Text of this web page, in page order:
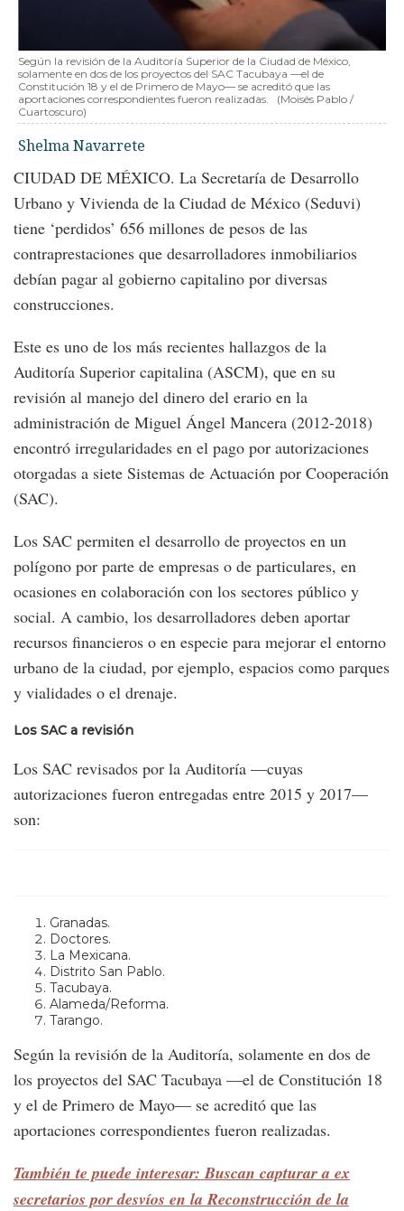
Según la revisión de la Auditoría Superior de la Ciudad de México,
solamente en dos de los proyectos del SAC Tacubaya —el de
Constitución 18 y el de Primero de Mayo— se acreditó que las
aportaciones correspondientes fueron realizadas.
(Moisés Pablo /
Cuartoscuro)
Shelma Navarrete
CIUDAD DE MÉXICO. La Secretaría de Desarrollo
Urbano y Vivienda de la Ciudad de México (Seduvi)
tiene ‘perdidos’ 656 millones de pesos de las
contraprestaciones que desarrolladores inmobiliarios
debían pagar al gobierno capitalino por diversas
construcciones.
Este es uno de los más recientes hallazgos de la
Auditoría Superior capitalina (ASCM), que en su
revisión al manejo del dinero del erario en la
administración de Miguel Ángel Mancera (2012-2018)
encontró irregularidades en el pago por autorizaciones
otorgadas a siete Sistemas de Actuación por Cooperación
(SAC).
Los SAC permiten el desarrollo de proyectos en un
polígono por parte de empresas o de particulares, en
ocasiones en colaboración con los sectores público y
social. A cambio, los desarrolladores deben aportar
recursos financieros o en especie para mejorar el entorno
urbano de la ciudad, por ejemplo, espacios como parques
y vialidades o el drenaje.
Los SAC a revisión
Los SAC revisados por la Auditoría —cuyas
autorizaciones fueron entregadas entre 2015 y 2017—
son:
Granadas.
Doctores.
La Mexicana.
Distrito San Pablo.
Tacubaya.
Alameda/Reforma.
Tarango.
Según la revisión de la Auditoría, solamente en dos de
los proyectos del SAC Tacubaya —el de Constitución 18
y el de Primero de Mayo— se acreditó que las
aportaciones correspondientes fueron realizadas.
También te puede interesar: Buscan capturar a ex
secretarios por desvíos en la Reconstrucción de la